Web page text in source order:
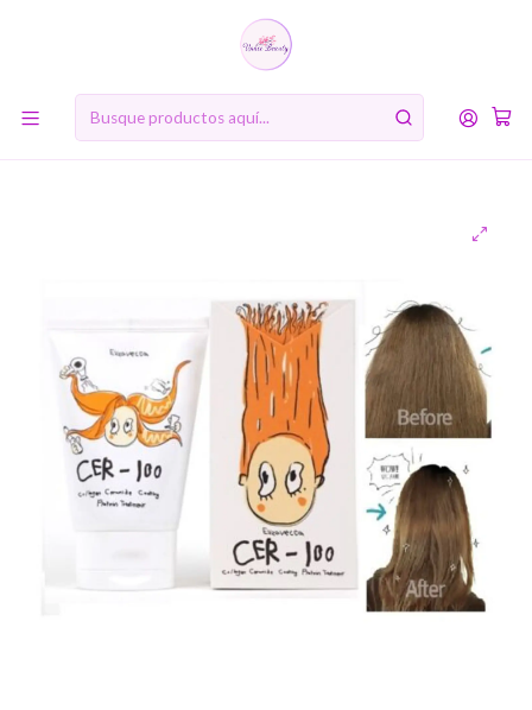
10% de descuento en tu primera compra online. Código: BIENVENIDA10
CER-100 Collagen Ceramide Coating Hair Protein Treatment
(Elizavecca)- 100ml Tratamiento para cabello reparador